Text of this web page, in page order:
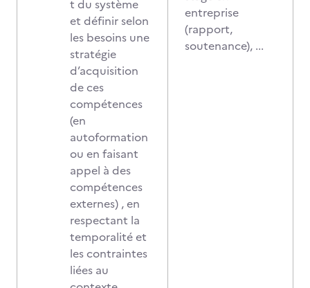
t du système
et définir selon
les besoins une
stratégie
d’acquisition
de ces
compétences
(en
autoformation
ou en faisant
appel à des
compétences
externes) , en
respectant la
temporalité et
les contraintes
liées au
entreprise
(rapport,
soutenance), ...